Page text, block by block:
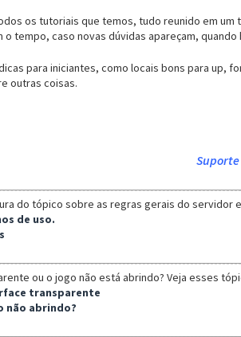
os tutoriais que temos, tudo reunido em
tempo, caso novas dúvidas apareçam,
para iniciantes, como locais bons para up,
outras coisas.
Suporte
do tópico sobre as regras gerais do servidor
de uso.
ou o jogo não está abrindo? Veja esses
transparente
não abrindo?